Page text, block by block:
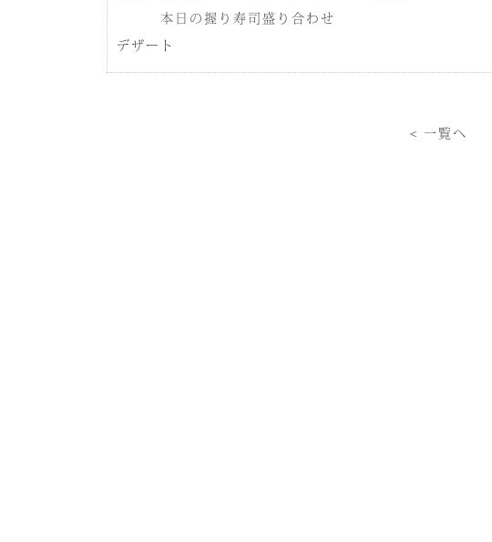
本日の握り寿司盛り合わせ
デザート
< 一覧へ